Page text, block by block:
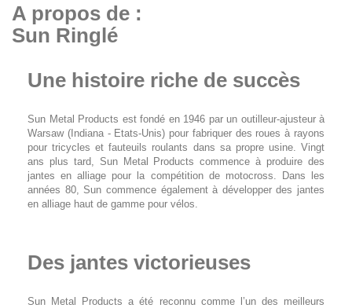
A propos de :
Sun Ringlé
Une histoire riche de succès
Sun Metal Products est fondé en 1946 par un outilleur-ajusteur à
Warsaw (Indiana - Etats-Unis) pour fabriquer des roues à rayons
pour tricycles et fauteuils roulants dans sa propre usine. Vingt
ans plus tard, Sun Metal Products commence à produire des
jantes en alliage pour la compétition de motocross. Dans les
années 80, Sun commence également à développer des jantes
en alliage haut de gamme pour vélos.
Des jantes victorieuses
Sun Metal Products a été reconnu comme l’un des meilleurs